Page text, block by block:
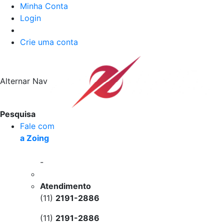
Minha Conta
Login
Crie uma conta
Alternar Nav
Pesquisa
Fale com
a Zoing
-
Atendimento
(11) 2191-2886
(11) 2191-2886